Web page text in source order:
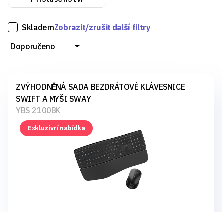
Díky atraktivnímu designu a širokému výběru provedení
SklademZobrazit/zrušit další filtry
Doporučeno
ZVÝHODNĚNÁ SADA BEZDRÁTOVÉ KLÁVESNICE
SWIFT A MYŠI SWAY
YBS 2100BK
Exkluzivní nabídka